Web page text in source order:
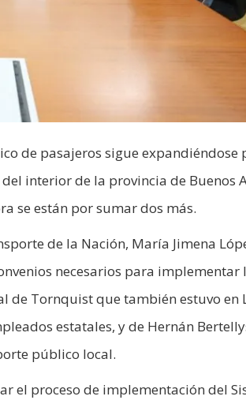
de pasajeros sigue expandiéndose
interior de la provincia de Buenos
se están por sumar dos más.
de la Nación, María Jimena
necesarios para implementar
de Tornquist que también estuvo en
estatales, y de Hernán
público local.
el proceso de implementación del